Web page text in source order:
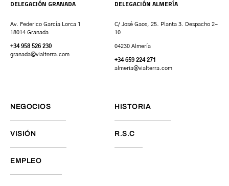
DELEGACIÓN GRANADA
Av. Federico García Lorca 1
18014 Granada
+34 958 526 230
granada@vialterra.com
DELEGACIÓN ALMERÍA
C/ José Gaos, 25. Planta 3. Despacho 2-
10
04230 Almería
+34 659 224 271
almeria@vialterra.com
NEGOCIOS HISTORIA
VISIÓN R.S.C
EMPLEO